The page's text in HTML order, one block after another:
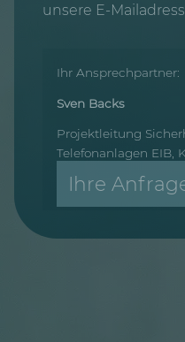
unsere E-
Ihr Ansprechpartner:
Sven Backs
Projektleitung
Telefonanlagen EIB,
Ihre